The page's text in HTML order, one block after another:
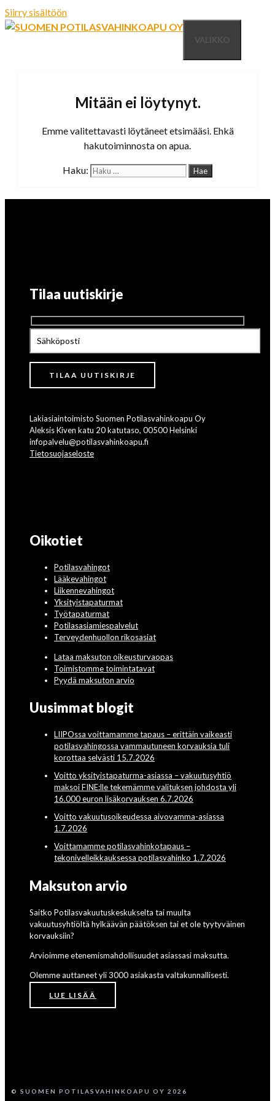
Siirry sisältöön
VALIKKO
Mitään ei löytynyt.
Emme valitettavasti löytäneet etsimääsi. Ehkä
hakutoiminnosta on apua.
Haku:
Tilaa uutiskirje
Lakiasiaintoimisto Suomen Potilasvahinkoapu Oy
Aleksis Kiven katu 20 katutaso, 00500 Helsinki
infopalvelu@potilasvahinkoapu.fi
Tietosuojaseloste
Oikotiet
Potilasvahingot
Lääkevahingot
Liikennevahingot
Yksityistapaturmat
Työtapaturmat
Potilasasiamiespalvelut
Terveydenhuollon rikosasiat
Lataa maksuton oikeusturvaopas
Toimistomme toimintatavat
Pyydä maksuton arvio
Uusimmat blogit
LIIPOssa voittamamme tapaus – erittäin vaikeasti
potilasvahingossa vammautuneen korvauksia tuli
korottaa selvästi 15.7.2026
Voitto yksityistapaturma-asiassa – vakuutusyhtiö
maksoi FINE:lle tekemämme valituksen johdosta yli
16.000 euron lisäkorvauksen 6.7.2026
Voitto vakuutusoikeudessa aivovamma-asiassa
1.7.2026
Voittamamme potilasvahinkotapaus –
tekonivelleikkauksessa potilasvahinko 1.7.2026
Maksuton arvio
Saitko Potilasvakuutuskeskukselta tai muulta
vakuutusyhtiöltä hylkäävän päätöksen tai et ole tyytyväinen
korvauksiin?
Arvioimme etenemismahdollisuudet asiassasi maksutta.
Olemme auttaneet yli 3000 asiakasta valtakunnallisesti.
LUE LISÄÄ
© SUOMEN POTILASVAHINKOAPU OY 2026